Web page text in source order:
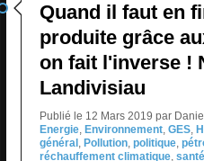
Quand il faut en
produite grâce
on fait l'inverse !
Landivisiau
Publié le 12 Mars 2019 par
Energie, Environnement, GES,
général , Pollution, politique,
réchauffement climatique, santé